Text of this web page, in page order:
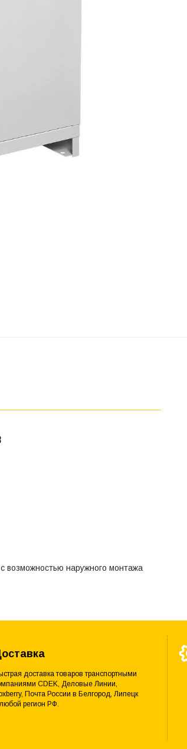
возможностью наружного монтажа
доставка товаров транспортными
CDEK, Деловые Линии,
Почта России в Белгород, Липецк
регион РФ.